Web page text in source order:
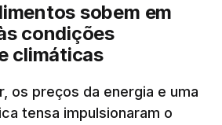
sobem em
condições
climáticas
os preços da energia e uma
tensa impulsionaram o